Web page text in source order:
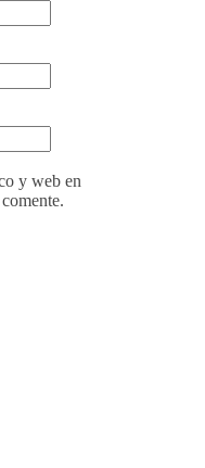
y web en